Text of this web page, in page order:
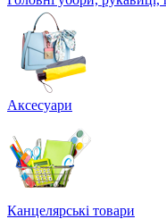
Аксесуари
Канцелярські товари